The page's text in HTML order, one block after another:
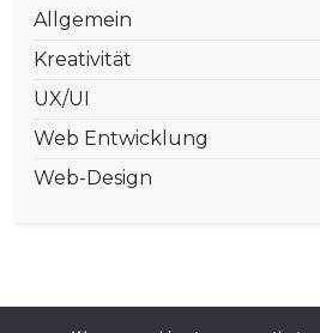
Allgemein
Kreativität
UX/UI
Web Entwicklung
Web-Design